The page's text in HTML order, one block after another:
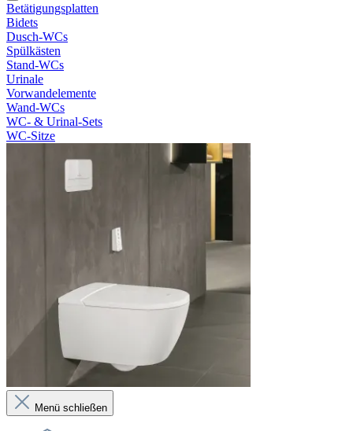
Betätigungsplatten
Bidets
Dusch-WCs
Spülkästen
Stand-WCs
Urinale
Vorwandelemente
Wand-WCs
WC- & Urinal-Sets
WC-Sitze
Menü schließen